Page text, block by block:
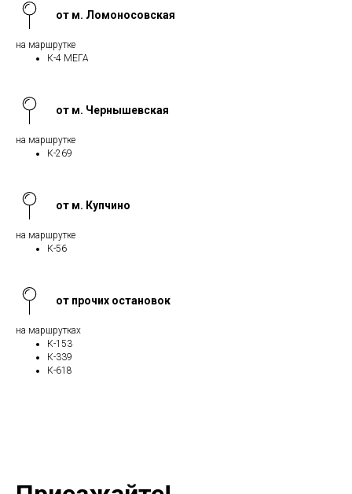
от м. Ломоносовская
на маршрутке
К-4 МЕГА
от м. Чернышевская
на маршрутке
К-269
от м. Купчино
на маршрутке
К-56
от прочих остановок
на маршрутках
К-153
К-339
К-618